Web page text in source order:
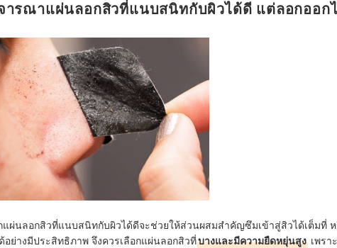
ารณาแผ่นลอกสิวที่แนบสนิทกับผิวได้ดี แต่ลอกออกไ
แผ่นลอกสิวที่แนบสนิทกับผิวได้ดีจะช่วยให้ส่วนผสมสำคัญซึมเข้าสู่สิวได้เต็มที่
อย่างมีประสิทธิภาพ จึงควรเลือกแผ่นลอกสิวที่บางและมีความยืดหยุ่นสูง เพร